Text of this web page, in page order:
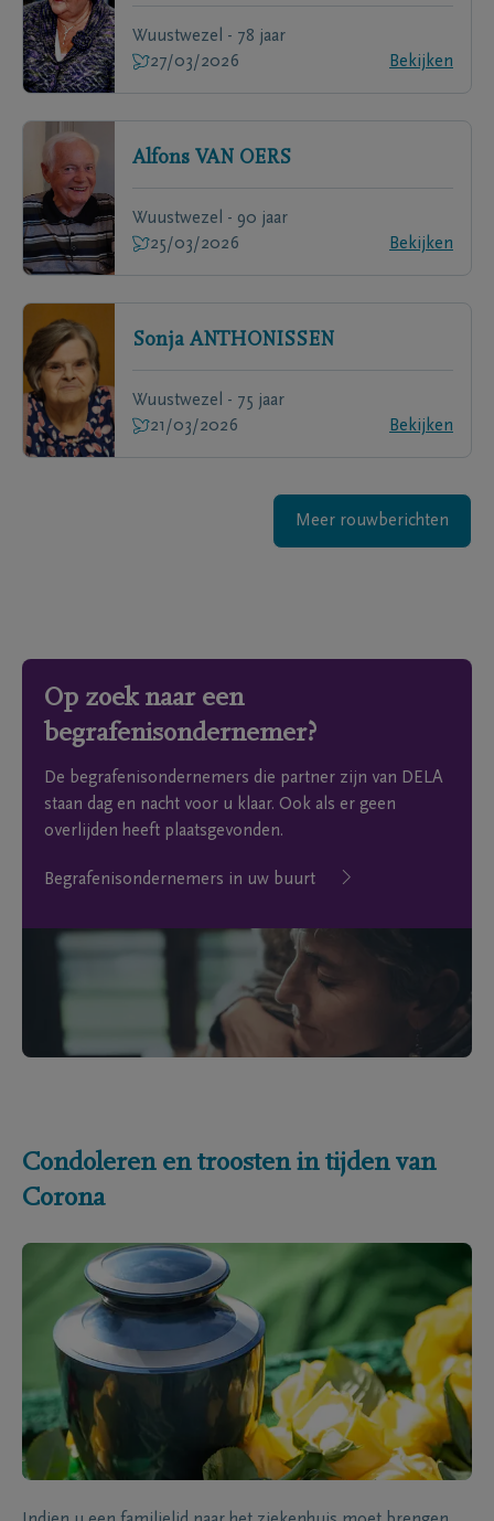
Wuustwezel - 78 jaar
27/03/2026
Bekijken
Alfons VAN OERS
Wuustwezel - 90 jaar
25/03/2026
Bekijken
Sonja ANTHONISSEN
Wuustwezel - 75 jaar
21/03/2026
Bekijken
Meer rouwberichten
Op zoek naar een
begrafenisondernemer?
De begrafenisondernemers die partner zijn van DELA
staan dag en nacht voor u klaar. Ook als er geen
overlijden heeft plaatsgevonden.
Begrafenisondernemers in uw buurt
Condoleren en troosten in tijden van
Corona